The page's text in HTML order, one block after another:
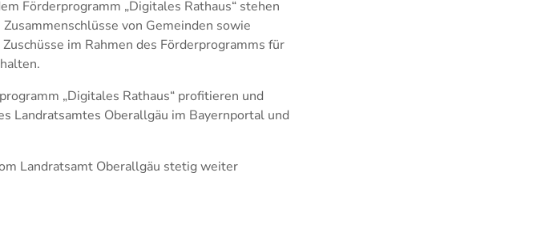
Förderprogramm „Digitales Rathaus“ stehen
von Gemeinden sowie
im Rahmen des Förderprogramms für
„Digitales Rathaus“ profitieren und
Oberallgäu im Bayernportal und
Landratsamt Oberallgäu stetig weiter